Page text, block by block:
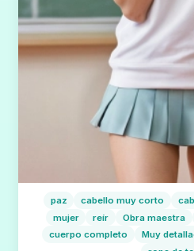
paz cabello muy corto
mujer
reír Obra maestra
cuerpo completo
Muy